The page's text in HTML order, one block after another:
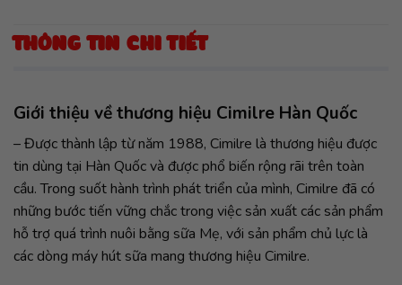
THÔNG TIN CHI TIẾT
Giới thiệu về thương hiệu Cimilre Hàn Quốc
– Được thành lập từ năm 1988, Cimilre là thương hiệu được
tin dùng tại Hàn Quốc và được phổ biến rộng rãi trên toàn
cầu. Trong suốt hành trình phát triển của mình, Cimilre đã có
những bước tiến vững chắc trong việc sản xuất các sản phẩm
hỗ trợ quá trình nuôi bằng sữa Mẹ, với sản phẩm chủ lực là
các dòng máy hút sữa mang thương hiệu Cimilre.